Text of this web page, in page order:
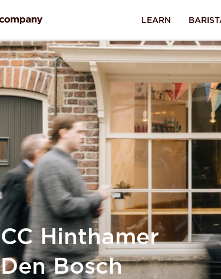
LEARN
Nog geen lid?
Door het aanmaken van dit account ga je
privacy voorwaarden.
Terug naar
Terug naar
CC Hinthamer
Den Bosch